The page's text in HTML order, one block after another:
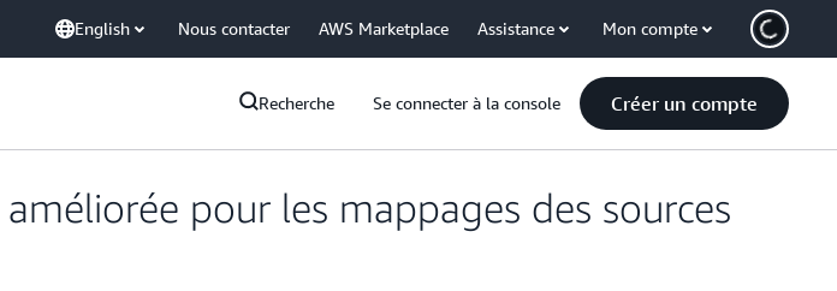
English Nous contacter AWS Marketplace Assistance Mon compte
Recherche Se connecter à la console Créer un compte
pour les mappages des sources